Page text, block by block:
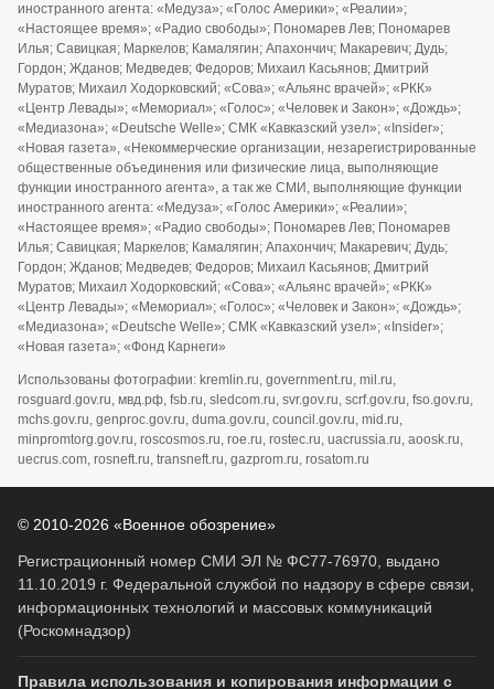
иностранного агента: «Медуза»; «Голос Америки»; «Реалии»;
«Настоящее время»; «Радио свободы»; Пономарев Лев; Пономарев
Илья; Савицкая; Маркелов; Камалягин; Апахончич; Макаревич; Дудь;
Гордон; Жданов; Медведев; Федоров; Михаил Касьянов; Дмитрий
Муратов; Михаил Ходорковский; «Сова»; «Альянс врачей»; «РКК»
«Центр Левады»; «Мемориал»; «Голос»; «Человек и Закон»; «Дождь»;
«Медиазона»; «Deutsche Welle»; СМК «Кавказский узел»; «Insider»;
«Новая газета», «Некоммерческие организации, незарегистрированные
общественные объединения или физические лица, выполняющие
функции иностранного агента», а так же СМИ, выполняющие функции
иностранного агента: «Медуза»; «Голос Америки»; «Реалии»;
«Настоящее время»; «Радио свободы»; Пономарев Лев; Пономарев
Илья; Савицкая; Маркелов; Камалягин; Апахончич; Макаревич; Дудь;
Гордон; Жданов; Медведев; Федоров; Михаил Касьянов; Дмитрий
Муратов; Михаил Ходорковский; «Сова»; «Альянс врачей»; «РКК»
«Центр Левады»; «Мемориал»; «Голос»; «Человек и Закон»; «Дождь»;
«Медиазона»; «Deutsche Welle»; СМК «Кавказский узел»; «Insider»;
«Новая газета»; «Фонд Карнеги»
Использованы фотографии: kremlin.ru, government.ru, mil.ru,
rosguard.gov.ru, мвд.рф, fsb.ru, sledcom.ru, svr.gov.ru, scrf.gov.ru, fso.gov.ru,
mchs.gov.ru, genproc.gov.ru, duma.gov.ru, council.gov.ru, mid.ru,
minpromtorg.gov.ru, roscosmos.ru, roe.ru, rostec.ru, uacrussia.ru, aoosk.ru,
uecrus.com, rosneft.ru, transneft.ru, gazprom.ru, rosatom.ru
© 2010-2026 «Военное обозрение»
Регистрационный номер СМИ ЭЛ № ФС77-76970, выдано
11.10.2019 г. Федеральной службой по надзору в сфере связи,
информационных технологий и массовых коммуникаций
(Роскомнадзор)
Правила использования и копирования информации с